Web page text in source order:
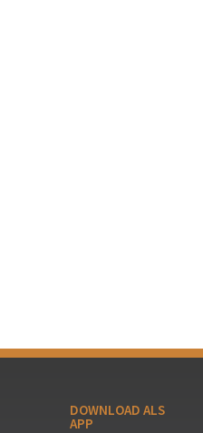
DOWNLOAD ALS
APP